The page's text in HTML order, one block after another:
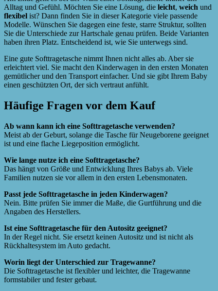
Alltag und Gefühl. Möchten Sie eine Lösung, die leicht, weich und
flexibel ist? Dann finden Sie in dieser Kategorie viele passende
Modelle. Wünschen Sie dagegen eine feste, starre Struktur, sollten
Sie die Unterschiede zur Hartschale genau prüfen. Beide Varianten
haben ihren Platz. Entscheidend ist, wie Sie unterwegs sind.
Eine gute Softtragetasche nimmt Ihnen nicht alles ab. Aber sie
erleichtert viel. Sie macht den Kinderwagen in den ersten Monaten
gemütlicher und den Transport einfacher. Und sie gibt Ihrem Baby
einen geschützten Ort, der sich vertraut anfühlt.
Häufige Fragen vor dem Kauf
Ab wann kann ich eine Softtragetasche verwenden?
Meist ab der Geburt, solange die Tasche für Neugeborene geeignet
ist und eine flache Liegeposition ermöglicht.
Wie lange nutze ich eine Softtragetasche?
Das hängt von Größe und Entwicklung Ihres Babys ab. Viele
Familien nutzen sie vor allem in den ersten Lebensmonaten.
Passt jede Softtragetasche in jeden Kinderwagen?
Nein. Bitte prüfen Sie immer die Maße, die Gurtführung und die
Angaben des Herstellers.
Ist eine Softtragetasche für den Autositz geeignet?
In der Regel nicht. Sie ersetzt keinen Autositz und ist nicht als
Rückhaltesystem im Auto gedacht.
Worin liegt der Unterschied zur Tragewanne?
Die Softtragetasche ist flexibler und leichter, die Tragewanne
formstabiler und fester gebaut.